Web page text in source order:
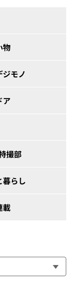
物
ジモノ
ア
撮部
暮らし
載